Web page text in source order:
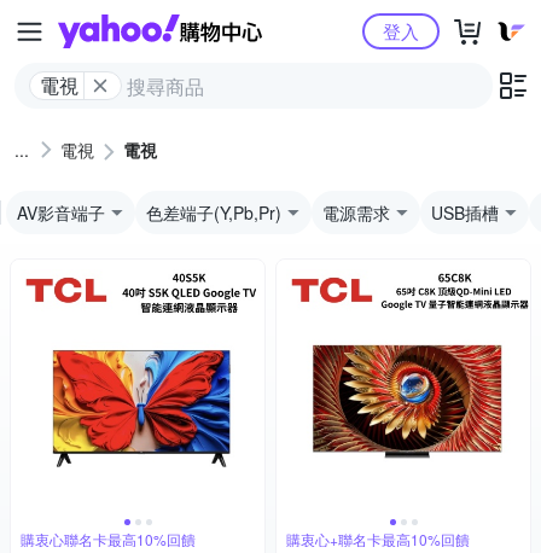
Yahoo購物中心
電視
登入
電視 電視
AV影音端子 色差端子(Y,Pb,Pr) 電源需求 USB插槽
購衷心聯名卡最高10%回饋 購衷心+聯名卡最高10%回饋